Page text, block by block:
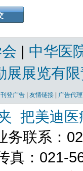
| 中华医
展展览有
刊登广告 友情链接 广告代
把美迪
务联系：
真：021-